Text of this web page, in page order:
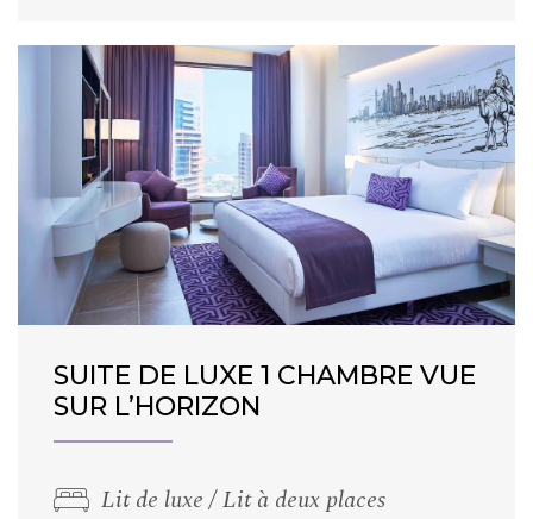
d’une télévision intelligente avec chaînes
satellite de même que la possibilité de se faire
du thé et du café. Les hôtes profiteront
également des balcons meublés qui offrent de
superbes vues sur la ville et l’horizon.
SUITE DE LUXE 1 CHAMBRE VUE
SUR L’HORIZON
Lit de luxe / Lit à deux places